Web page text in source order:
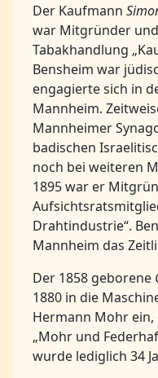
Der Kaufmann
war Mitgründer
Tabakhandlung
Bensheim war
engagierte sich in
Mannheim.
Mannheimer
badischen
noch bei weiteren
1895 war er
Drahtindustrie“.
Mannheim das
Der 1858 geborene
1880 in die
Hermann Mohr
„Mohr und
wurde lediglich 34